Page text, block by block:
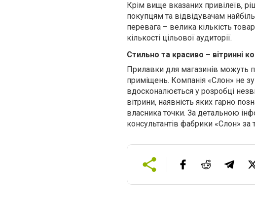
Крім вище вказаних привілеїв,
покупцям та відвідувачам
перевага – велика кількість
кількості цільової аудиторії.
Стильно та красиво – вітринні
Прилавки для магазинів можуть
приміщень. Компанія «Слон» не
вдосконалюється у розробці
вітрини, наявність яких гарно
власника точки. За детальною
консультантів фабрики «Слон»